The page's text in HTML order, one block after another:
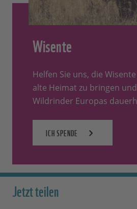
Wisente
Helfen Sie uns, die
alte Heimat zu bringen
Wildrinder Europas
ICH SPENDE
Jetzt teilen